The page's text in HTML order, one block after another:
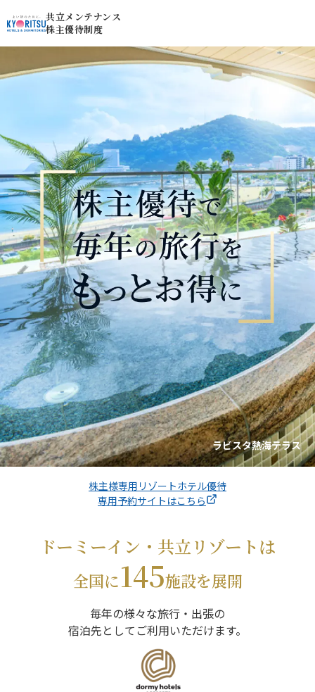
共立メンテナンス
株主優待制度
ラビスタ熱海テラス
株主様専用リゾートホテル優待
専用予約サイトはこちら
ドーミーイン・共立リゾートは
全国に145施設を展開
毎年の様々な旅行・出張の
宿泊先としてご利用いただけます。